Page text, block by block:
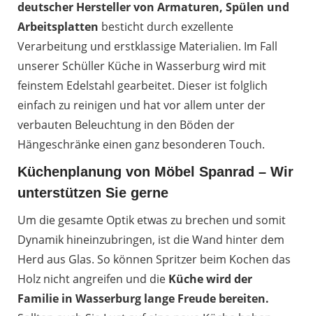
deutscher Hersteller von Armaturen, Spülen und
Arbeitsplatten besticht durch exzellente
Verarbeitung und erstklassige Materialien. Im Fall
unserer Schüller Küche in Wasserburg wird mit
feinstem Edelstahl gearbeitet. Dieser ist folglich
einfach zu reinigen und hat vor allem unter der
verbauten Beleuchtung in den Böden der
Hängeschränke einen ganz besonderen Touch.
Küchenplanung von Möbel Spanrad – Wir
unterstützen Sie gerne
Um die gesamte Optik etwas zu brechen und somit
Dynamik hineinzubringen, ist die Wand hinter dem
Herd aus Glas. So können Spritzer beim Kochen das
Holz nicht angreifen und die Küche wird der
Familie in Wasserburg lange Freude bereiten.